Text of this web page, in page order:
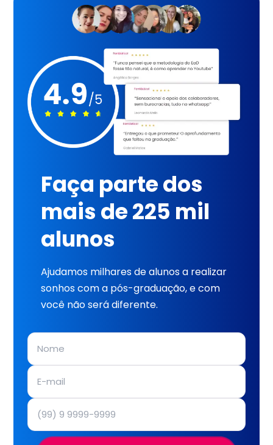
Faça parte dos
mais de 225 mil
alunos
Ajudamos milhares de alunos a realizar
sonhos com a pós-graduação, e com
você não será diferente.